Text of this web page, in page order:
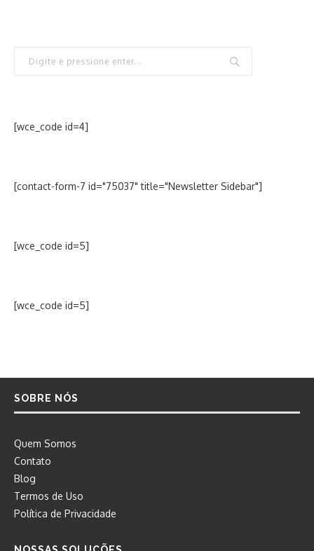
[wce_code id=4]
[contact-form-7 id="75037" title="Newsletter Sidebar"]
[wce_code id=5]
[wce_code id=5]
SOBRE NÓS
Quem Somos
Contato
Blog
Termos de Uso
Política de Privacidade